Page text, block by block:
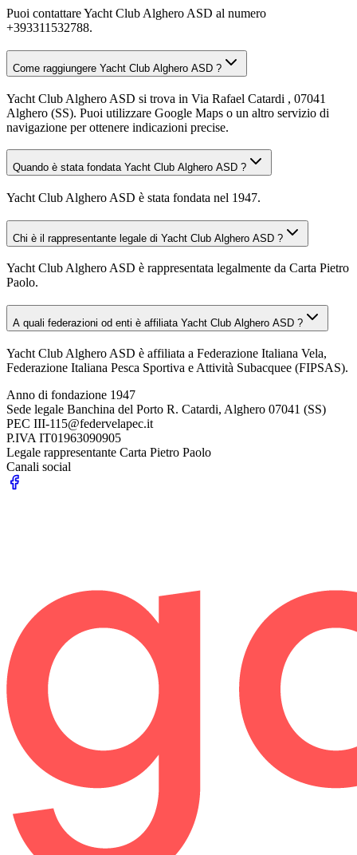
Puoi contattare Yacht Club Alghero ASD al numero
+393311532788.
Come raggiungere Yacht Club Alghero ASD ?
Yacht Club Alghero ASD si trova in Via Rafael Catardi , 07041
Alghero (SS). Puoi utilizzare Google Maps o un altro servizio di
navigazione per ottenere indicazioni precise.
Quando è stata fondata Yacht Club Alghero ASD ?
Yacht Club Alghero ASD è stata fondata nel 1947.
Chi è il rappresentante legale di Yacht Club Alghero ASD ?
Yacht Club Alghero ASD è rappresentata legalmente da Carta Pietro
Paolo.
A quali federazioni od enti è affiliata Yacht Club Alghero ASD ?
Yacht Club Alghero ASD è affiliata a Federazione Italiana Vela,
Federazione Italiana Pesca Sportiva e Attività Subacquee (FIPSAS).
Anno di fondazione 1947
Sede legale Banchina del Porto R. Catardi, Alghero 07041 (SS)
PEC III-115@federvelapec.it
P.IVA IT01963090905
Legale rappresentante Carta Pietro Paolo
Canali social